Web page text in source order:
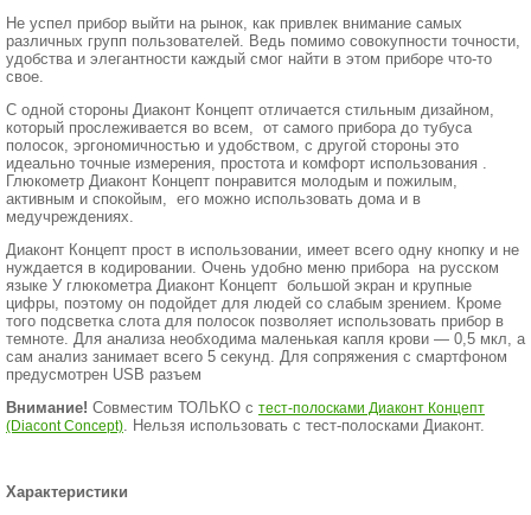
Не успел прибор выйти на рынок, как привлек внимание самых
различных групп пользователей. Ведь помимо совокупности точности,
удобства и элегантности каждый смог найти в этом приборе что-то
свое.
С одной стороны Диаконт Концепт отличается стильным дизайном,
который прослеживается во всем, от самого прибора до тубуса
полосок, эргономичностью и удобством, с другой стороны это
идеально точные измерения, простота и комфорт использования .
Глюкометр Диаконт Концепт понравится молодым и пожилым,
активным и спокойым, его можно использовать дома и в
медучреждениях.
Диаконт Концепт прост в использовании, имеет всего одну кнопку и не
нуждается в кодировании. Очень удобно меню прибора на русском
языке У глюкометра Диаконт Концепт большой экран и крупные
цифры, поэтому он подойдет для людей со слабым зрением. Кроме
того подсветка слота для полосок позволяет использовать прибор в
темноте. Для анализа необходима маленькая капля крови — 0,5 мкл, а
сам анализ занимает всего 5 секунд. Для сопряжения с смартфоном
предусмотрен USB разъем
Внимание! Совместим ТОЛЬКО с тест-полосками Диаконт Концепт
(Diacont Concept). Нельзя использовать с тест-полосками Диаконт.
Характеристики